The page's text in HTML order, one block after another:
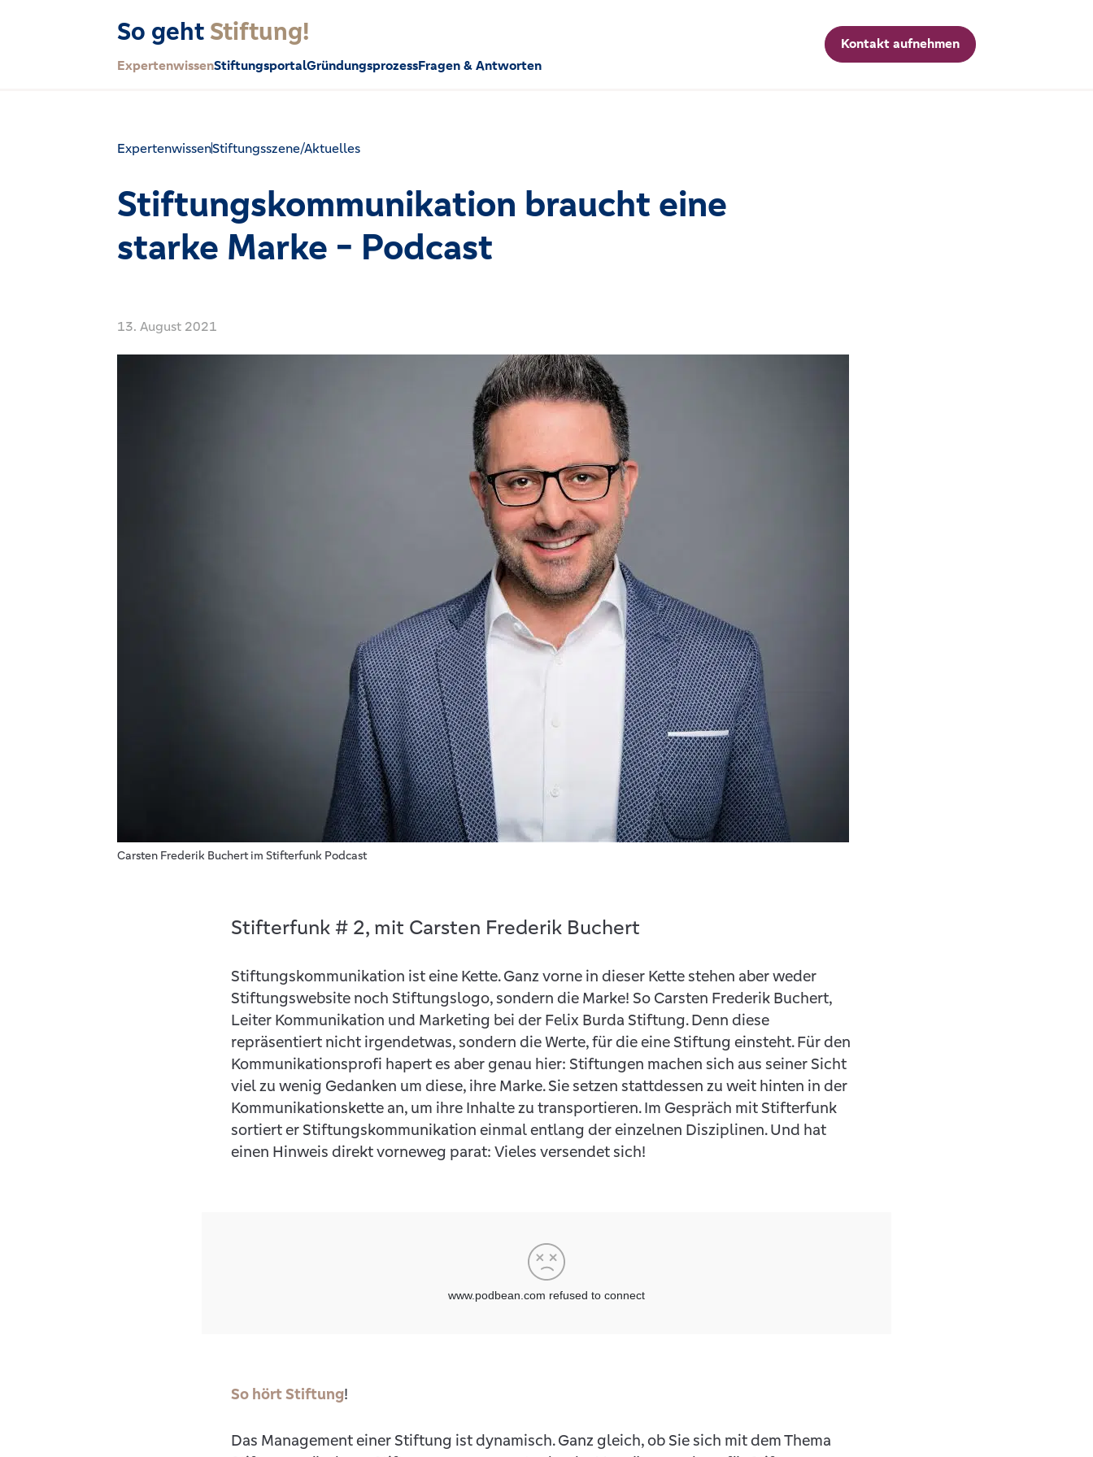
So geht Stiftung!
ExpertenwissenStiftungsportalGründungsprozessFragen & Antworten
Kontakt aufnehmen
ExpertenwissenStiftungsszene/Aktuelles
Stiftungskommunikation braucht eine
starke Marke - Podcast
13. August 2021
Carsten Frederik Buchert im Stifterfunk Podcast
Stifterfunk # 2, mit Carsten Frederik Buchert
Stiftungskommunikation ist eine Kette. Ganz vorne in dieser Kette stehen aber weder
Stiftungswebsite noch Stiftungslogo, sondern die Marke! So Carsten Frederik Buchert,
Leiter Kommunikation und Marketing bei der Felix Burda Stiftung. Denn diese
repräsentiert nicht irgendetwas, sondern die Werte, für die eine Stiftung einsteht. Für den
Kommunikationsprofi hapert es aber genau hier: Stiftungen machen sich aus seiner Sicht
viel zu wenig Gedanken um diese, ihre Marke. Sie setzen stattdessen zu weit hinten in der
Kommunikationskette an, um ihre Inhalte zu transportieren. Im Gespräch mit Stifterfunk
sortiert er Stiftungskommunikation einmal entlang der einzelnen Disziplinen. Und hat
einen Hinweis direkt vorneweg parat: Vieles versendet sich!
So hört Stiftung!
Das Management einer Stiftung ist dynamisch. Ganz gleich, ob Sie sich mit dem Thema